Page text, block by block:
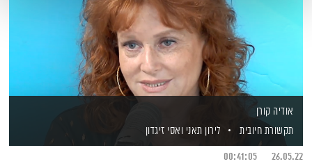
אודיה קורן
תקשורת חיובית
לירון תאני ואסי זיגדון
26.05.22
00:41:05